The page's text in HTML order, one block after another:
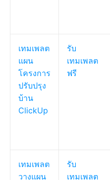
เทมเพลต
แผน
โครงการ
ปรับปรุง
บ้าน
ClickUp
รับ
เทมเพลต
ฟรี
เทมเพลต
วางแผน
รับ
เทมเพลต